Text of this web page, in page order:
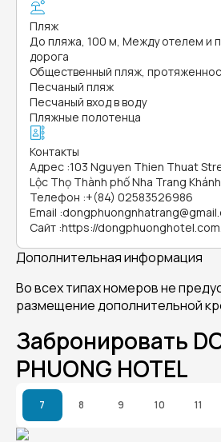
Пляж
До пляжа, 100 м, Между отелем и
дорога
Общественный пляж,
Песчаный пляж
Песчаный вход в воду
Пляжные полотенца
Контакты
Адрес :103 Nguyen Thien Thuat
Lộc Thọ Thành phố Nha Trang
Телефон :+(84) 02583526986
Email :
Сайт :https://
Дополнительная информация
Во всех типах номеров не
размещение дополнительной
Забронировать
PHUONG HOTEL
7 8 9 10 11